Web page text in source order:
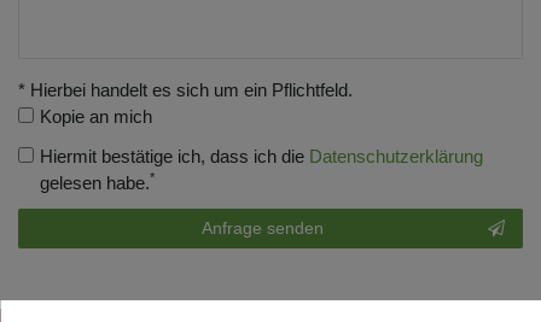
* Hierbei handelt es sich um ein Pflichtfeld.
Kopie an mich
Hiermit bestätige ich, dass ich die Daten­schutz­erklärung
gelesen habe.*
Honig
Anfrage senden